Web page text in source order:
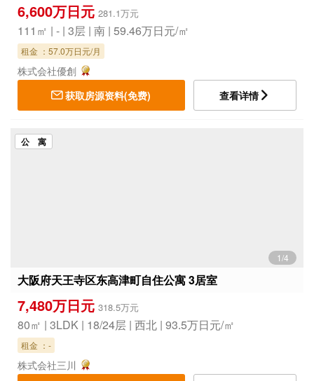
6,600万日元 281.1万元
111㎡ | - | 3层 | 南 | 59.46万日元/㎡
租金 ：57.0万日元/月
株式会社優創
获取房源资料(免费)
查看详情
公 寓
1/4
大阪府天王寺区东高津町自住公寓 3居室
7,480万日元 318.5万元
80㎡ | 3LDK | 18/24层 | 西北 | 93.5万日元/㎡
租金 ：-
株式会社三川